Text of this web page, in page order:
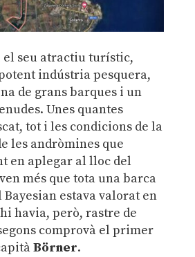
seu atractiu turístic,
indústria pesquera,
de grans barques i un
Unes quantes
tot i les condicions de la
les andròmines que
en aplegar al lloc del
més que tota una barca
Bayesian estava valorat en
havia, però, rastre de
comprovà el primer
Börner.